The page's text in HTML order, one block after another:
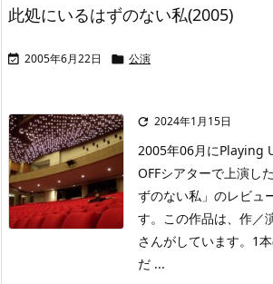
此処にいるはずのない私(2005)
 2005年6月22日  公演
 2024年1月15日
2005年06月にPlaying
OFFシアターで上演し
ずのない私」のレビュ
す。この作品は、作／
さんがしています。1
だ ...